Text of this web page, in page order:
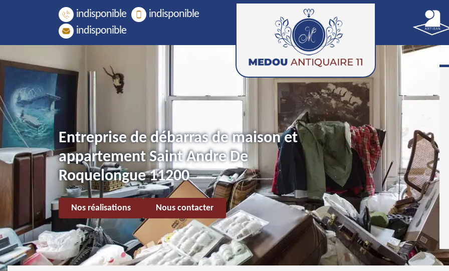
indisponible
indisponible
indisponible
Entreprise de débarras de maison et
appartement Saint Andre De
Roquelongue 11200
Nos réalisations Nous contacter